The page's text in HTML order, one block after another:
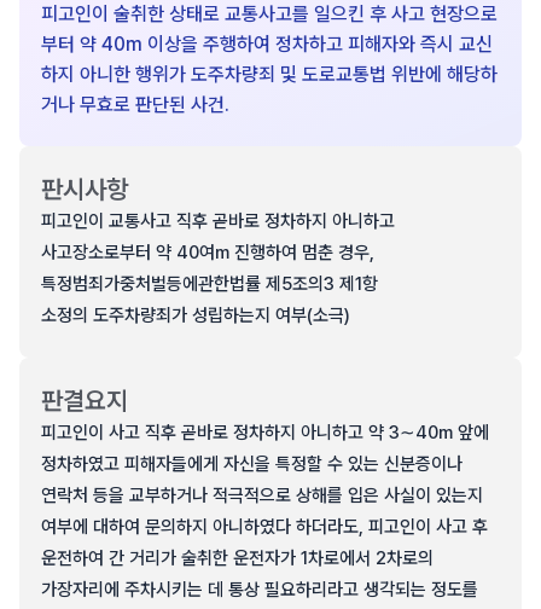
피고인이 술취한 상태로 교통사고를 일으킨 후 사고 현장으로
부터 약 40m 이상을 주행하여 정차하고 피해자와 즉시 교신
하지 아니한 행위가 도주차량죄 및 도로교통법 위반에 해당하
거나 무효로 판단된 사건.
판시사항
피고인이 교통사고 직후 곧바로 정차하지 아니하고
사고장소로부터 약 40여m 진행하여 멈춘 경우,
특정범죄가중처벌등에관한법률 제5조의3 제1항
소정의 도주차량죄가 성립하는지 여부(소극)
판결요지
피고인이 사고 직후 곧바로 정차하지 아니하고 약 3∼40m 앞에
정차하였고 피해자들에게 자신을 특정할 수 있는 신분증이나
연락처 등을 교부하거나 적극적으로 상해를 입은 사실이 있는지
여부에 대하여 문의하지 아니하였다 하더라도, 피고인이 사고 후
운전하여 간 거리가 술취한 운전자가 1차로에서 2차로의
가장자리에 주차시키는 데 통상 필요하리라고 생각되는 정도를